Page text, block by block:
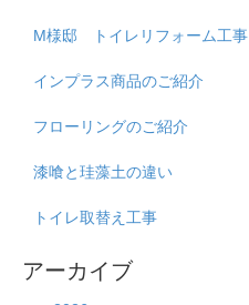
M様邸 トイレリフォーム工事
インプラス商品のご紹介
フローリングのご紹介
漆喰と珪藻土の違い
トイレ取替え工事
アーカイブ